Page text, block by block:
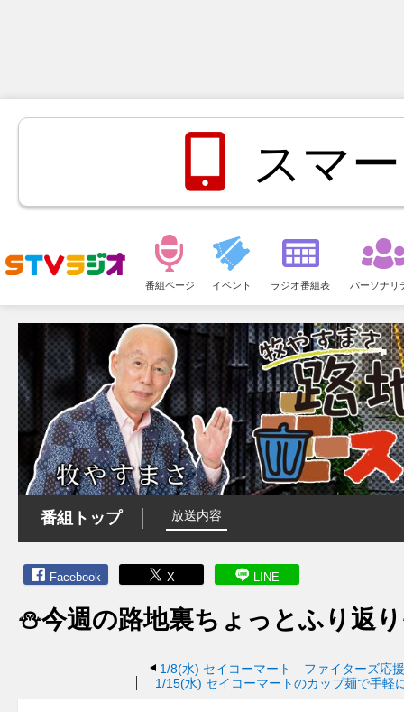
スマ
ュ
ー
番組ページ イベント ラジオ番組表 パーソナリ
番組トップ 放送内容
Facebook X LINE
⛄今週の路地裏ちょっとふり返
1/8(水) セイコーマート ファイターズ応
1/15(水) セイコーマートのカップ麺で手軽